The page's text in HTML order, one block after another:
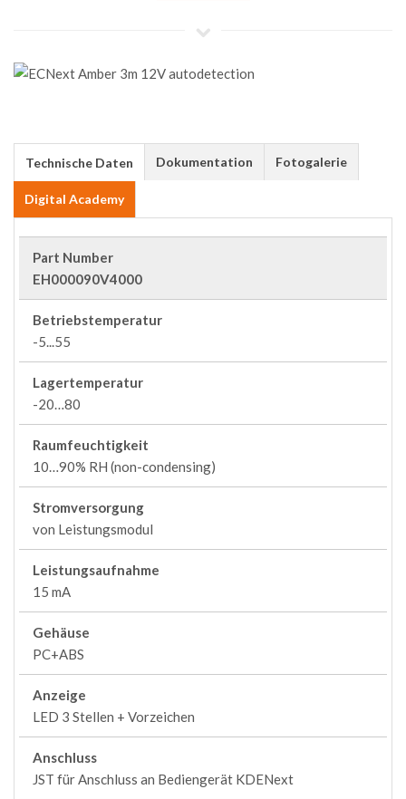
Technische Daten Dokumentation Fotogalerie
Digital Academy
Part Number
EH000090V4000
Betriebstemperatur
-5...55
Lagertemperatur
-20…80
Raumfeuchtigkeit
10…90% RH (non-condensing)
Stromversorgung
von Leistungsmodul
Leistungsaufnahme
15 mA
Gehäuse
PC+ABS
Anzeige
LED 3 Stellen + Vorzeichen
Anschluss
JST für Anschluss an Bediengerät KDENext